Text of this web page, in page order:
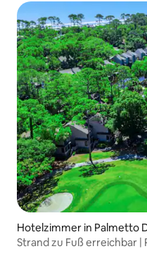
Hotelzimmer in Palmetto
Strand zu Fuß erreichbar |